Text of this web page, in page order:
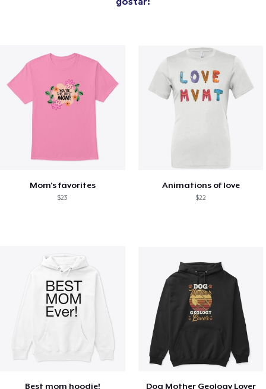
Mom's favorites
$23
Animations of love
$22
Best mom hoodie! Dog Mother Geology Lover